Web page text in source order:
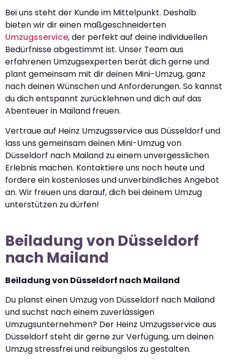
Bei uns steht der Kunde im Mittelpunkt. Deshalb
bieten wir dir einen maßgeschneiderten
Umzugsservice, der perfekt auf deine individuellen
Bedürfnisse abgestimmt ist. Unser Team aus
erfahrenen Umzugsexperten berät dich gerne und
plant gemeinsam mit dir deinen Mini-Umzug, ganz
nach deinen Wünschen und Anforderungen. So kannst
du dich entspannt zurücklehnen und dich auf das
Abenteuer in Mailand freuen.
Vertraue auf Heinz Umzugsservice aus Düsseldorf und
lass uns gemeinsam deinen Mini-Umzug von
Düsseldorf nach Mailand zu einem unvergesslichen
Erlebnis machen. Kontaktiere uns noch heute und
fordere ein kostenloses und unverbindliches Angebot
an. Wir freuen uns darauf, dich bei deinem Umzug
unterstützen zu dürfen!
Beiladung von Düsseldorf
nach Mailand
Beiladung von Düsseldorf nach Mailand
Du planst einen Umzug von Düsseldorf nach Mailand
und suchst nach einem zuverlässigen
Umzugsunternehmen? Der Heinz Umzugsservice aus
Düsseldorf steht dir gerne zur Verfügung, um deinen
Umzug stressfrei und reibungslos zu gestalten.